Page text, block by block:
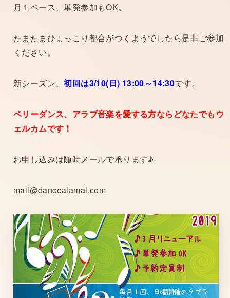
月１ペース、単発参加もOK。
たまたまひょっこり都合がつくようでしたら是非ご参加
ください。
新シーズン、初回は3/10(日) 13:00～14:30です。
ベリーダンス、アラブ音楽を愛する方ならどなたでもウ
ェルカムです！
お申し込みは随時メールで承ります♪
mail@dancealamal.com